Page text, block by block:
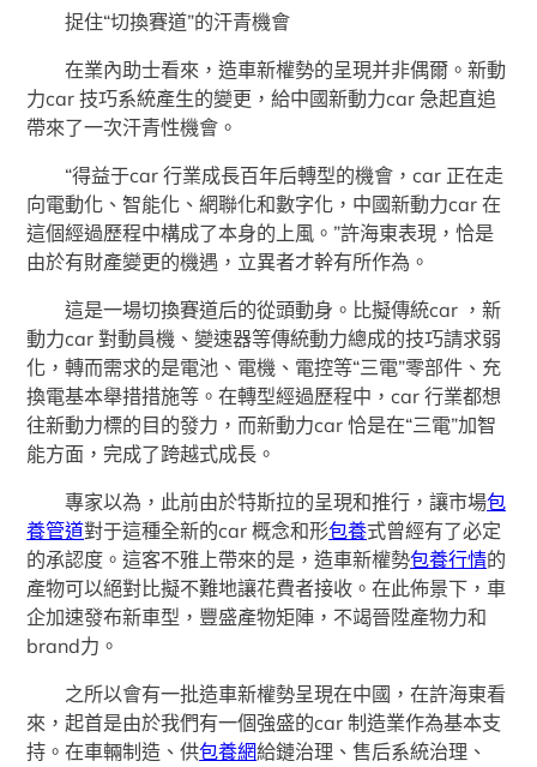
捉住“切換賽道”的汗青機會
在業內助士看來，造車新權勢的呈現并非偶爾。新動
力car 技巧系統產生的變更，給中國新動力car 急起直追
帶來了一次汗青性機會。
“得益于car 行業成長百年后轉型的機會，car 正在走
向電動化、智能化、網聯化和數字化，中國新動力car 在
這個經過歷程中構成了本身的上風。”許海東表現，恰是
由於有財產變更的機遇，立異者才幹有所作為。
這是一場切換賽道后的從頭動身。比擬傳統car ，新
動力car 對動員機、變速器等傳統動力總成的技巧請求弱
化，轉而需求的是電池、電機、電控等“三電”零部件、充
換電基本舉措措施等。在轉型經過歷程中，car 行業都想
往新動力標的目的發力，而新動力car 恰是在“三電”加智
能方面，完成了跨越式成長。
專家以為，此前由於特斯拉的呈現和推行，讓市場包
養管道對于這種全新的car 概念和形包養式曾經有了必定
的承認度。這客不雅上帶來的是，造車新權勢包養行情的
產物可以絕對比擬不難地讓花費者接收。在此佈景下，車
企加速發布新車型，豐盛產物矩陣，不竭晉陞產物力和
brand力。
之所以會有一批造車新權勢呈現在中國，在許海東看
來，起首是由於我們有一個強盛的car 制造業作為基本支
持。在車輛制造、供包養網給鏈治理、售后系統治理、